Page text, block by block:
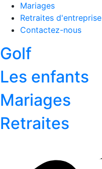
Mariages
Retraites d'entreprise
Contactez-nous
Golf
Les enfants
Mariages
Retraites